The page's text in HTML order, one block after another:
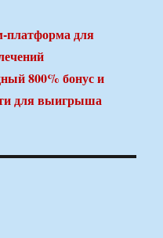
для
800% бонус и
для выигрыша